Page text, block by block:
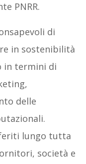
PNRR.
di
in sostenibilità
in termini di
delle
lungo tutta
società e